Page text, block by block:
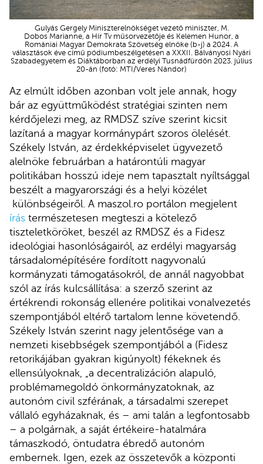
Gulyás Gergely Miniszterelnökséget vezető miniszter, M.
Dobos Marianne, a Hír Tv műsorvezetője és Kelemen Hunor, a
Romániai Magyar Demokrata Szövetség elnöke (b-j) a 2024. A
választások éve című pódiumbeszélgetésen a XXXII. Bálványosi Nyári
Szabadegyetem és Diáktáborban az erdélyi Tusnádfürdőn 2023. július
20-án (fotó: MTI/Veres Nándor)
Az elmúlt időben azonban volt jele annak, hogy
bár az együttműködést stratégiai szinten nem
kérdőjelezi meg, az RMDSZ szíve szerint kicsit
lazítaná a magyar kormánypárt szoros ölelését.
Székely István, az érdekképviselet ügyvezető
alelnöke februárban a határontúli magyar
politikában hosszú ideje nem tapasztalt nyíltsággal
beszélt a magyarországi és a helyi közélet
különbségeiről. A maszol.ro portálon megjelent
írás természetesen megteszi a kötelező
tiszteletköröket, beszél az RMDSZ és a Fidesz
ideológiai hasonlóságairól, az erdélyi magyarság
társadalomépítésére fordított nagyvonalú
kormányzati támogatásokról, de annál nagyobbat
szól az írás kulcsállítása: a szerző szerint az
értékrendi rokonság ellenére politikai vonalvezetés
szempontjából eltérő tartalom lenne követendő.
Székely István szerint nagy jelentősége van a
nemzeti kisebbségek szempontjából a (Fidesz
retorikájában gyakran kigúnyolt) fékeknek és
ellensúlyoknak, „a decentralizáción alapuló,
problémamegoldó önkormányzatoknak, az
autonóm civil szférának, a társadalmi szerepet
vállaló egyházaknak, és – ami talán a legfontosabb
– a polgárnak, a saját értékeire-hatalmára
támaszkodó, öntudatra ébredő autonóm
embernek. Igen, ezek az összetevők a központi